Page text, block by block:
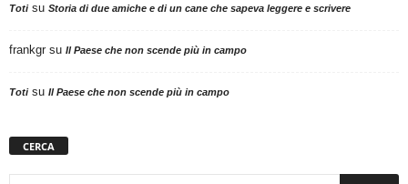
Totisu Storia di due amiche e di un cane che sapeva leggere e scrivere
frankgr su Il Paese che non scende più in campo
Totisu Il Paese che non scende più in campo
CERCA